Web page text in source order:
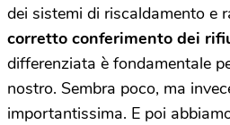
dei sistemi di riscaldamento e
corretto conferimento dei
differenziata è fondamentale
nostro. Sembra poco, ma
importantissima. E poi